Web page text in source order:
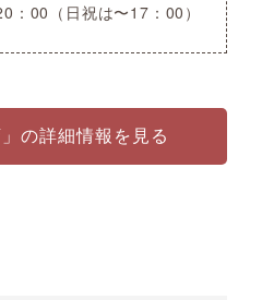
：00（日祝は〜17：00）
」の詳細情報を見る